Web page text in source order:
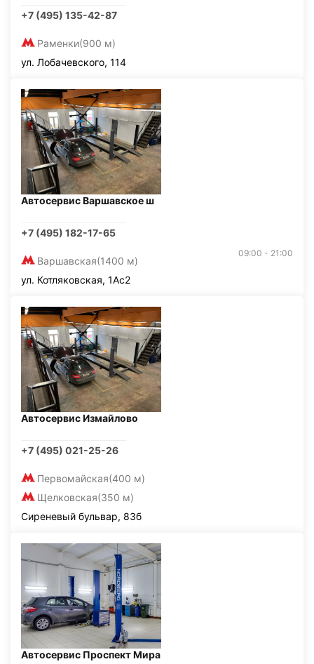
+7 (495) 135-42-87
Раменки(900 м)
ул. Лобачевского, 114
Автосервис Варшавское ш
+7 (495) 182-17-65
Варшавская(1400 м)
09:00 - 21:00
ул. Котляковская, 1Ас2
Автосервис Измайлово
+7 (495) 021-25-26
Первомайская(400 м)
Щелковская(350 м)
Сиреневый бульвар, 83б
Автосервис Проспект Мира